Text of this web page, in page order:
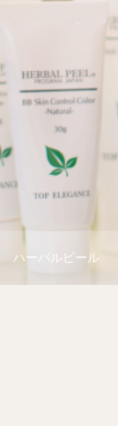
ハーバルピール